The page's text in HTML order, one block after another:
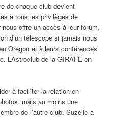
de chaque club devient
à tous les privilèges de
offre un accès à leur forum,
d’un télescope si jamais nous
Oregon et à leurs conférences
L’Astroclub de la GIRAFE en
à faciliter la relation en
mais au moins une
de l’autre club. Suzelle a